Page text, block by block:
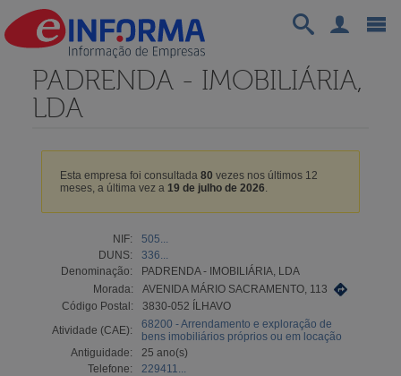
PADRENDA - IMOBILIÁRIA,
LDA
Esta empresa foi consultada 80 vezes nos últimos 12
meses, a última vez a 19 de julho de 2026.
NIF:
505...
DUNS:
336...
Denominação:
PADRENDA - IMOBILIÁRIA, LDA
Morada:
AVENIDA MÁRIO SACRAMENTO, 113
Código Postal:
3830-052 ÍLHAVO
Atividade (CAE):
68200 - Arrendamento e exploração de
bens imobiliários próprios ou em locação
Antiguidade:
25 ano(s)
Telefone:
229411...